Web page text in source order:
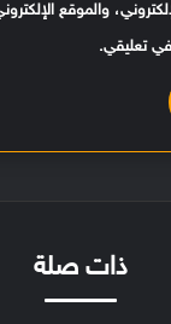
والموقع
في تعليقي.
ذات صلة